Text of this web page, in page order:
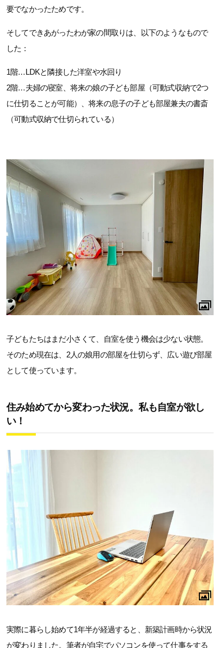
要でなかったためです。
そしてできあがったわが家の間取りは、以下のようなもので
した：
1階…LDKと隣接した洋室や水回り
2階…夫婦の寝室、将来の娘の子ども部屋（可動式収納で2つ
に仕切ることが可能）、将来の息子の子ども部屋兼夫の書斎
（可動式収納で仕切られている）
子どもたちはまだ小さくて、自室を使う機会は少ない状態。
そのため現在は、2人の娘用の部屋を仕切らず、広い遊び部屋
として使っています。
住み始めてから変わった状況。私も自室が欲し
い！
実際に暮らし始めて1年半が経過すると、新築計画時から状況
が変わりました。筆者が自宅でパソコンを使って仕事をする